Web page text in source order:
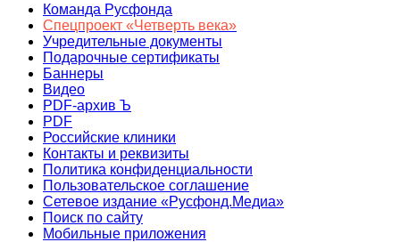
Команда Русфонда
Спецпроект «Четверть века»
Учредительные документы
Подарочные сертификаты
Баннеры
Видео
PDF-архив Ъ
PDF
Российские клиники
Контакты и реквизиты
Политика конфиденциальности
Пользовательское соглашение
Сетевое издание «Русфонд.Медиа»
Поиск по сайту
Мобильные приложения